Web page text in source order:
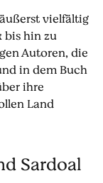
vielfältig
bis hin zu
Autoren, die
in dem Buch
ihre
Land
Sardoal